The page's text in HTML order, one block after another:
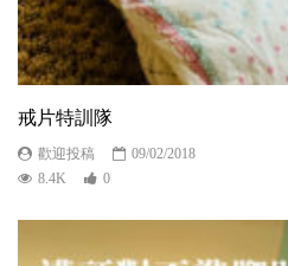
戒片特訓隊
歡迎投稿
09/02/2018
8.4K
0